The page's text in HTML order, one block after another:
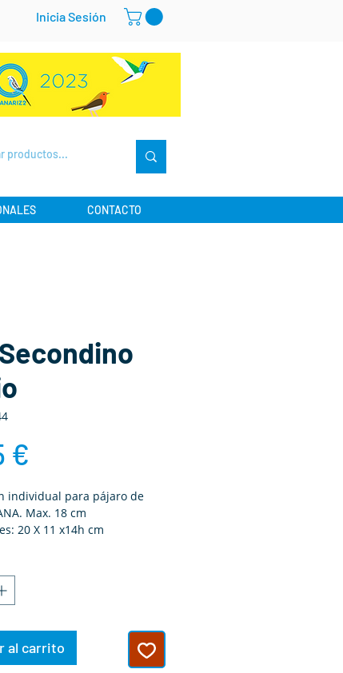
Inicia Sesión
CONTACTO
€
individual para pájaro de
Max. 18 cm
20 X 11 x14h cm
al carrito